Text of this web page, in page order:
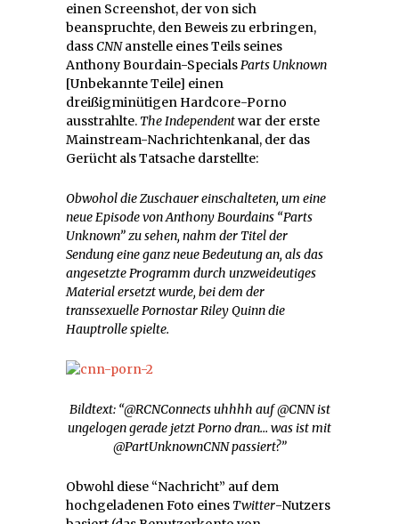
einen Screenshot, der von sich
beanspruchte, den Beweis zu erbringen,
dassCNNanstelle eines Teils seines
Anthony Bourdain-SpecialsParts Unknown
[Unbekannte Teile] einen
dreißigminütigen Hardcore-Porno
ausstrahlte. The Independentwar der erste
Mainstream-Nachrichtenkanal, der das
Gerücht als Tatsache darstellte:
Obwohol die Zuschauer einschalteten, um eine
neue Episode von Anthony Bourdains “Parts
Unknown” zu sehen, nahm der Titel der
Sendung eine ganz neue Bedeutung an, als das
angesetzte Programm durch unzweideutiges
Material ersetzt wurde, bei dem der
transsexuelle Pornostar Riley Quinn die
Hauptrolle spielte.
Bildtext: “@RCNConnects uhhhh auf @CNN ist
ungelogen gerade jetzt Porno dran… was ist mit
@PartUnknownCNN passiert?”
Obwohl diese “Nachricht” auf dem
hochgeladenen Foto eines Twitter-Nutzers